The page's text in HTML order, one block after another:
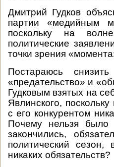
Дмитрий Гудков
партии «медийным
поскольку на
политические
точки зрения
Постараюсь
«предательство» и
Гудковым взятых на
Явлинского,
с его конкурентом
Почему нельзя было
закончились,
политический
никаких обязательств?